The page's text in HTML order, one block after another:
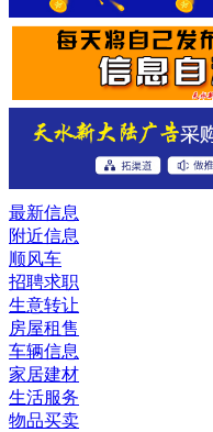
最新信息
附近信息
顺风车
招聘求职
生意转让
房屋租售
车辆信息
家居建材
生活服务
物品买卖